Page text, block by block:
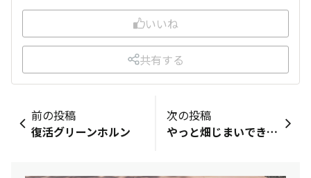
いいね
共有する
前の投稿
復活グリーンホルン
次の投稿
やっと畑じまいできました😊